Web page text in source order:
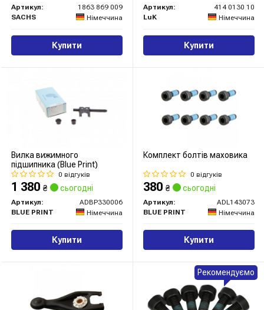
Артикул:
1863 869 009
SACHS
Німеччина
Купити
Артикул:
414 0130 10
LuK
Німеччина
Купити
Вилка вижимного
підшипника (Blue Print)
0 відгуків
1 380 ₴ сьогодні
Артикул:
ADBP330006
BLUE PRINT
Німеччина
Купити
Комплект болтів маховика
0 відгуків
380 ₴ сьогодні
Артикул:
ADL143073
BLUE PRINT
Німеччина
Купити
Рекомендуємо